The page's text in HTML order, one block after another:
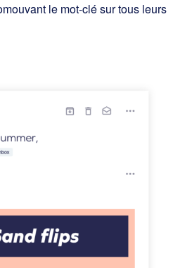
le mot-clé sur tous leurs